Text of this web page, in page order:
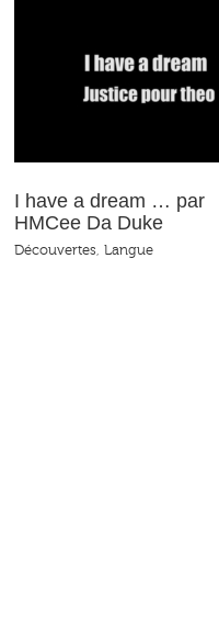
I have a dream … par
HMCee Da Duke
Découvertes, Langue